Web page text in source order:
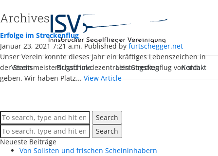
Verein Flugschule Leistungsflug Kontakt
Archives
Erfolge im Streckenflug
Januar 23, 2021 7:21 a.m. Published by furtschegger.net
Unser Verein konnte dieses Jahr ein kräftiges Lebens­zeichen in
der Staats­meisterschaft im dezentralen Strecken­flug von sich
geben. Wir haben Platz...View Article
Search
Search
Neueste Beiträge
Von Solisten und frischen Scheininhabern